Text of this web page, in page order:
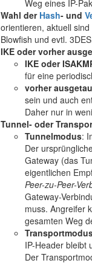
Weg eines IP-
Wahl der Hash- und
orientieren, aktuell
Blowfish und evtl.
IKE oder vorher
IKE oder
für eine
vorher
sein und auch
Daher nur in
Tunnel- oder
Tunnelmodus:
Der
Gateway (das
eigentlichen
Peer-zu-Peer-
Gateway-
muss. Angreifer
gesamten Weg
IP-Header bleibt
Der